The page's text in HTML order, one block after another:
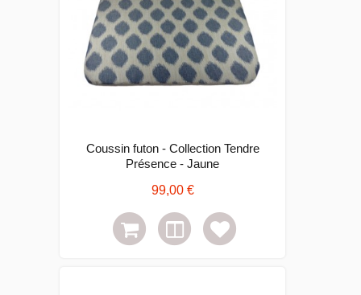
Coussin futon - Collection Tendre
Présence - Jaune
99,00 €